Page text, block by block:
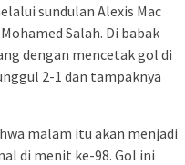
sundulan Alexis Mac
Salah. Di babak
dengan mencetak gol di
2-1 dan tampaknya
malam itu akan menjadi
di menit ke-98. Gol ini